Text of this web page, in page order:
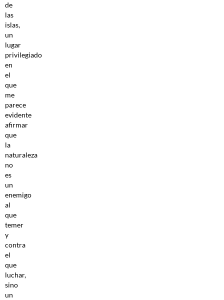
de
las
islas,
un
lugar
privilegiado
en
el
que
me
parece
evidente
afirmar
que
la
naturaleza
no
es
un
enemigo
al
que
temer
y
contra
el
que
luchar,
sino
un